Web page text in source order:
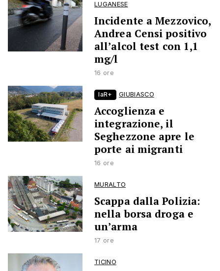
LUGANESE
Incidente a Mezzovico,
Andrea Censi positivo
all’alcol test con 1,1
mg/l
16 ore
laR+ GIUBIASCO
Accoglienza e
integrazione, il
Seghezzone apre le
porte ai migranti
16 ore
MURALTO
Scappa dalla Polizia:
nella borsa droga e
un’arma
17 ore
TICINO